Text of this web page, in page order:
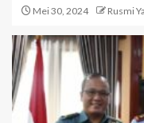
Mei 30, 2024 Rusmi